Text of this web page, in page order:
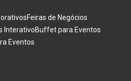
Feiras de Negócios
InterativoBuffet para Eventos
Eventos